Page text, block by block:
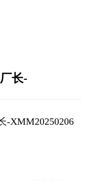
长-
-XMM20250206